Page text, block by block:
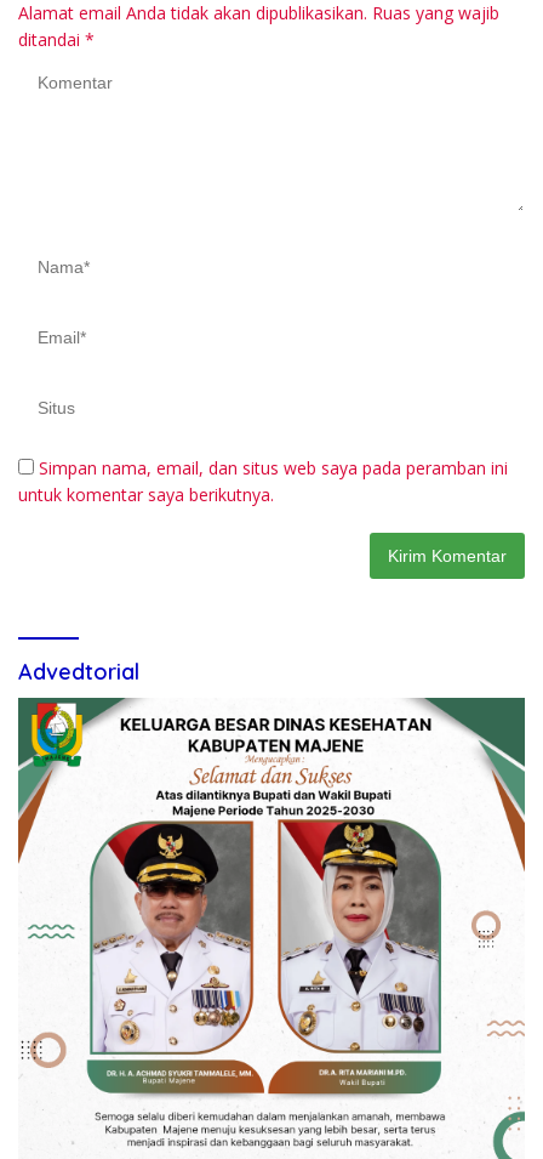
Alamat email Anda tidak akan dipublikasikan. Ruas yang wajib
ditandai *
Simpan nama, email, dan situs web saya pada peramban ini
untuk komentar saya berikutnya.
Advedtorial